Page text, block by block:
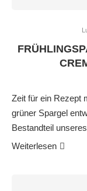
Zeit für ein Rezept
grüner Spargel
Bestandteil
Weiterlesen